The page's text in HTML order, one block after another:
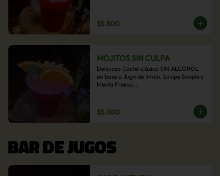
$5.800
MOJITOS SIN CULPA
Delicioso Cóctel clásico SIN ALCOHOL
en base a Jugo de limón, Sirope Simple y
Menta Fresca.
$5.000
BAR DE JUGOS